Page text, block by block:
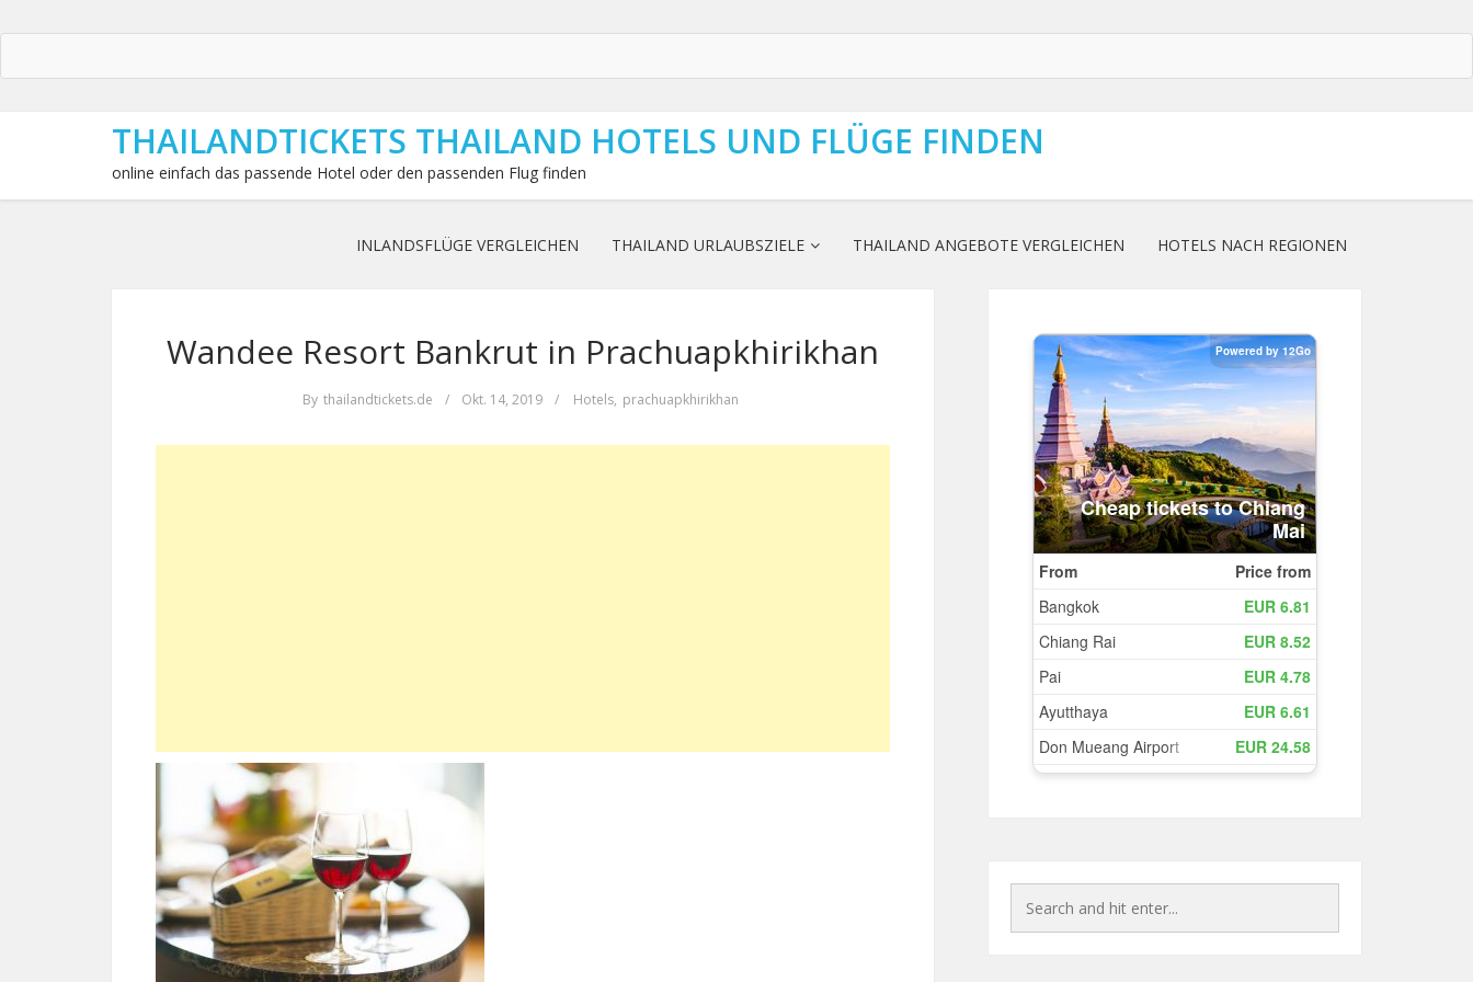
THAILANDTICKETS THAILAND HOTELS UND FLÜGE FINDEN
online einfach das passende Hotel oder den passenden Flug finden
INLANDSFLÜGE VERGLEICHEN THAILAND URLAUBSZIELE THAILAND ANGEBOTE VERGLEICHEN HOTELS NACH REGIONEN
Wandee Resort Bankrut in Prachuapkhirikhan
By thailandtickets.de / Okt. 14, 2019 / Hotels, prachuapkhirikhan